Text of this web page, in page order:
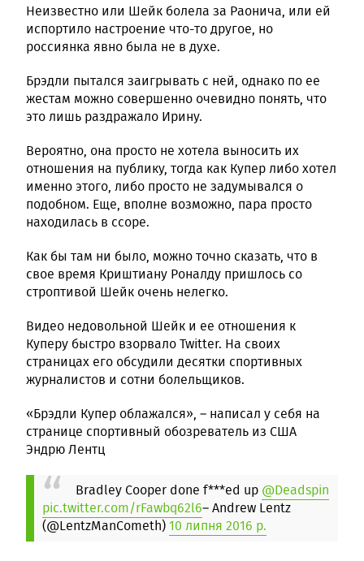
Неизвестно или Шейк болела за Раонича, или ей
испортило настроение что-то другое, но
россиянка явно была не в духе.
Брэдли пытался заигрывать с ней, однако по ее
жестам можно совершенно очевидно понять, что
это лишь раздражало Ирину.
Вероятно, она просто не хотела выносить их
отношения на публику, тогда как Купер либо хотел
именно этого, либо просто не задумывался о
подобном. Еще, вполне возможно, пара просто
находилась в ссоре.
Как бы там ни было, можно точно сказать, что в
свое время Криштиану Роналду пришлось со
строптивой Шейк очень нелегко.
Видео недовольной Шейк и ее отношения к
Куперу быстро взорвало Twitter. На своих
страницах его обсудили десятки спортивных
журналистов и сотни болельщиков.
«Брэдли Купер облажался», – написал у себя на
странице спортивный обозреватель из США
Эндрю Лентц
Bradley Cooper done f***ed up @Deadspin
pic.twitter.com/rFawbq62l6– Andrew Lentz
(@LentzManCometh)10 липня 2016 р.